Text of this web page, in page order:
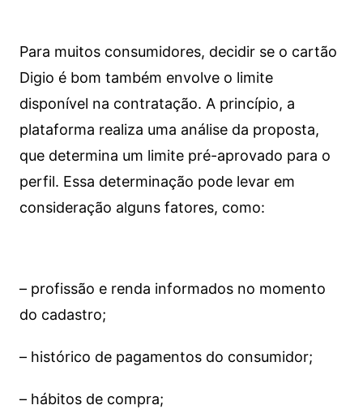
Para muitos consumidores, decidir se o cartão
Digio é bom também envolve o limite
disponível na contratação. A princípio, a
plataforma realiza uma análise da proposta,
que determina um limite pré-aprovado para o
perfil. Essa determinação pode levar em
consideração alguns fatores, como:
– profissão e renda informados no momento
do cadastro;
– histórico de pagamentos do consumidor;
– hábitos de compra;